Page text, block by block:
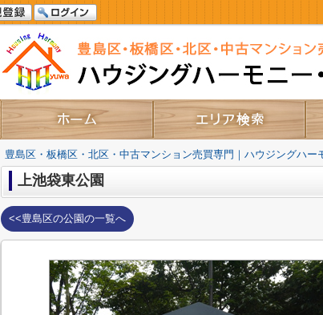
豊島区・板橋区・北区・中古マンション売買専門｜ハウジングハー
上池袋東公園
<<豊島区の公園の一覧へ